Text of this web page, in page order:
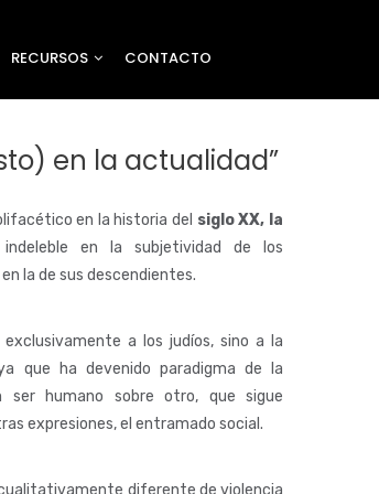
RECURSOS CONTACTO
en la actualidad”
en la historia del siglo XX, la
en la subjetividad de los
la de sus descendientes.
a los judíos, sino a la
que ha devenido paradigma de la
ser humano sobre otro, que sigue
expresiones, el entramado social.
diferente de violencia